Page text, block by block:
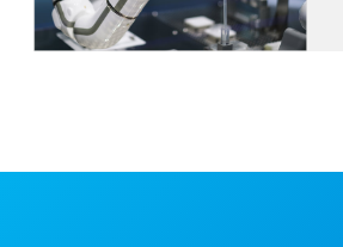
械、ゴムを製造する機械など私
はモータが効率よく回るように
作業、各種菌検査などの分野で